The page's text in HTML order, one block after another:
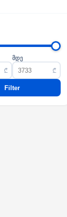
₾
მდე
₾
Filter